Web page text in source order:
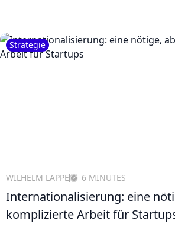
Strategie
WILHELM LAPPE 6 MINUTES
Internationalisierung: eine
komplizierte Arbeit für